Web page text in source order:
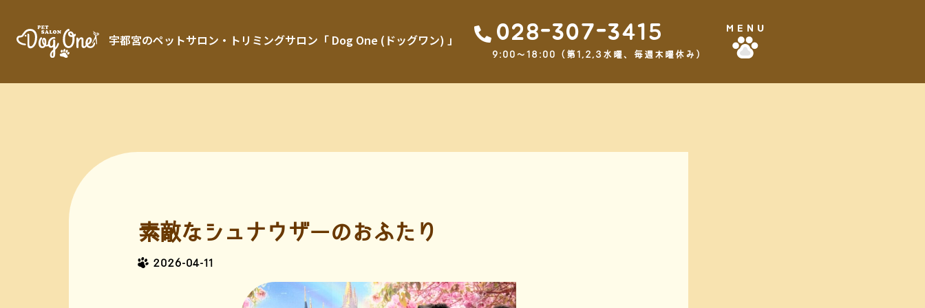
宇都宮のペットサロン・トリミングサロン「 Dog One (ドッグワン) 」 028-307-3415
9:00～18:00（第1,2,3水曜、毎週木曜休み）
MENU
素敵なシュナウザーのおふたり
2026-04-11